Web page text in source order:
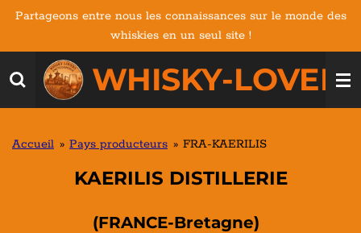
Passer
contenu
principal
WHISKY-
Partageons entre nous les connaissances sur le monde des
whiskies en un seul site !
Accueil » Pays producteurs » FRA-KAERILIS
KAERILIS DISTILLERIE
(FRANCE-Bretagne)